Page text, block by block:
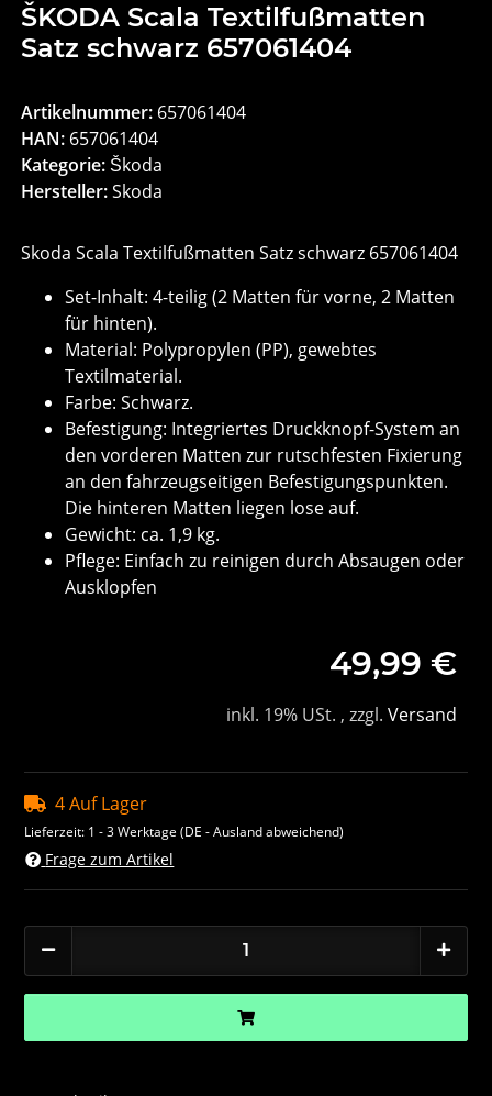
ŠKODA Scala Textilfußmatten
Satz schwarz 657061404
Artikelnummer: 657061404
HAN: 657061404
Kategorie: Škoda
Hersteller:Skoda
Skoda Scala Textilfußmatten Satz schwarz 657061404
Set-Inhalt: 4-teilig (2 Matten für vorne, 2 Matten
für hinten).
Material: Polypropylen (PP), gewebtes
Textilmaterial.
Farbe: Schwarz.
Befestigung: Integriertes Druckknopf-System an
den vorderen Matten zur rutschfesten Fixierung
an den fahrzeugseitigen Befestigungspunkten.
Die hinteren Matten liegen lose auf.
Gewicht: ca. 1,9 kg.
Pflege: Einfach zu reinigen durch Absaugen oder
Ausklopfen
49,99 €
inkl. 19% USt. , zzgl. Versand
4 Auf Lager
Lieferzeit: 1 - 3 Werktage(DE - Ausland abweichend)
Frage zum Artikel